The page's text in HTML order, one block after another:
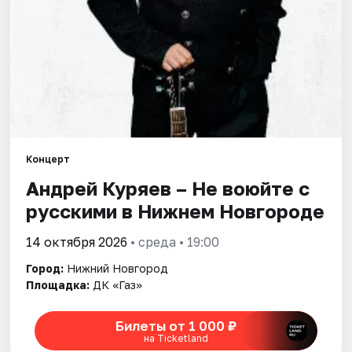
Концерт
Андрей Куряев – Не воюйте с
русскими в Нижнем Новгороде
14 октября 2026 • среда • 19:00
Город: Нижний Новгород
Площадка: ДК «Газ»
Билеты от 1 000 ₽
на Ticketland